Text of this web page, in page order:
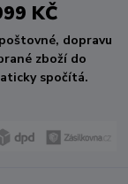
KČ
dopravu
zboží do
spočítá.